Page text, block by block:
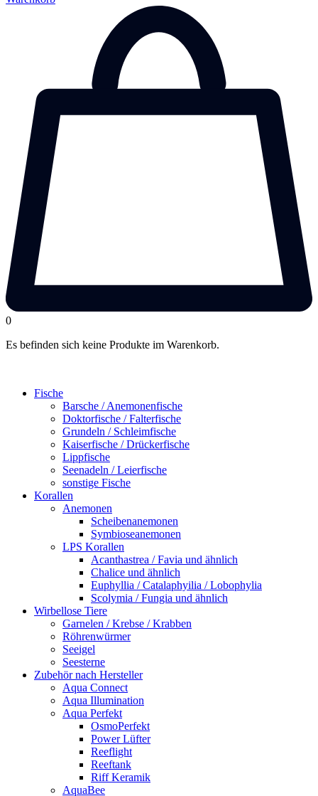
0
Es befinden sich keine Produkte im Warenkorb.
Fische
Barsche / Anemonenfische
Doktorfische / Falterfische
Grundeln / Schleimfische
Kaiserfische / Drückerfische
Lippfische
Seenadeln / Leierfische
sonstige Fische
Korallen
Anemonen
Scheibenanemonen
Symbioseanemonen
LPS Korallen
Acanthastrea / Favia und ähnlich
Chalice und ähnlich
Euphyllia / Catalaphyilia / Lobophylia
Scolymia / Fungia und ähnlich
Wirbellose Tiere
Garnelen / Krebse / Krabben
Röhrenwürmer
Seeigel
Seesterne
Zubehör nach Hersteller
Aqua Connect
Aqua Illumination
Aqua Perfekt
OsmoPerfekt
Power Lüfter
Reeflight
Reeftank
Riff Keramik
AquaBee